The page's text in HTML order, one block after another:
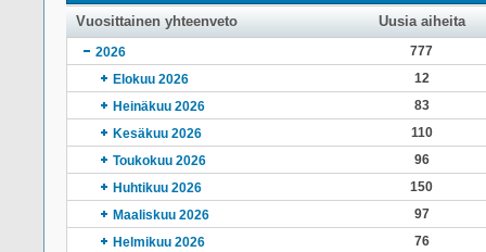
Vuosittainen yhteenveto Uusia aiheita
2026
777
Elokuu 2026
12
Heinäkuu 2026
83
Kesäkuu 2026
110
Toukokuu 2026
96
Huhtikuu 2026
150
Maaliskuu 2026
97
Helmikuu 2026
76